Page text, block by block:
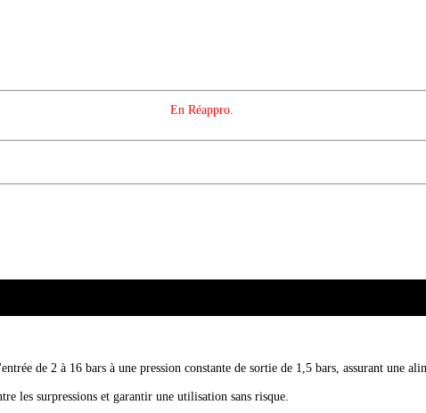
En Réappro.
de 2 à 16 bars à une pression constante de sortie de 1,5 bars, assurant une
les surpressions et garantir une utilisation sans risque.